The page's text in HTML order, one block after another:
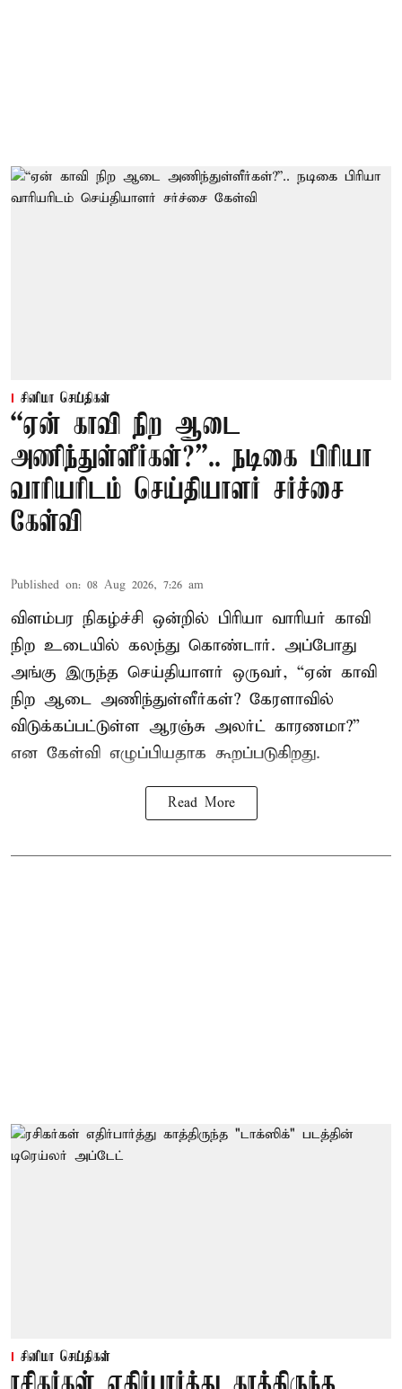
சினிமா செய்திகள்
“ஏன் காவி நிற ஆடை
அணிந்துள்ளீர்கள்?”.. நடிகை பிரியா
வாரியரிடம் செய்தியாளர் சர்ச்சை
கேள்வி
Published on: 08 Aug 2026, 7:26 am
விளம்பர நிகழ்ச்சி ஒன்றில் பிரியா வாரியர் காவி
நிற உடையில் கலந்து கொண்டார். அப்போது
அங்கு இருந்த செய்தியாளர் ஒருவர், “ஏன் காவி
நிற ஆடை அணிந்துள்ளீர்கள்? கேரளாவில்
விடுக்கப்பட்டுள்ள ஆரஞ்சு அலர்ட் காரணமா?”
என கேள்வி எழுப்பியதாக கூறப்படுகிறது.
Read More
சினிமா செய்திகள்